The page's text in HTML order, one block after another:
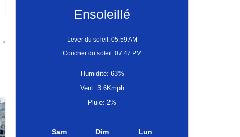
Ensoleillé
Lever du soleil: 05:59 AM
Coucher du soleil: 07:47 PM
Humidité: 63%
Vent: 3.6Kmph
Pluie: 2%
Sam Dim Lun